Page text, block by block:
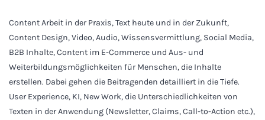
Content Arbeit in der Praxis, Text heute und in der Zukunft,
Content Design, Video, Audio, Wissensvermittlung, Social Media,
B2B Inhalte, Content im E-Commerce und Aus- und
Weiterbildungsmöglichkeiten für Menschen, die Inhalte
erstellen. Dabei gehen die Beitragenden detailliert in die Tiefe.
User Experience, KI, New Work, die Unterschiedlichkeiten von
Texten in der Anwendung (Newsletter, Claims, Call-to-Action etc.),